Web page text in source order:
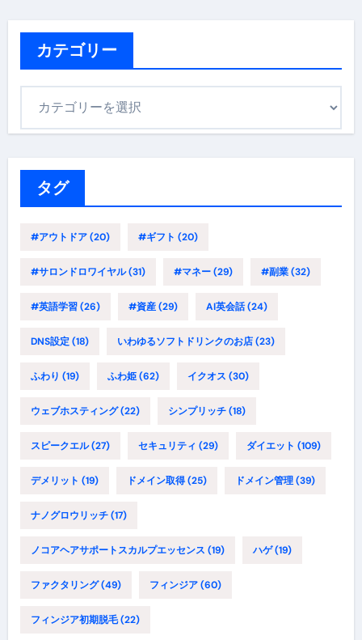
カテゴリー
タグ
#アウトドア(20) #ギフト (20)
#サロンドロワイヤル(31) #マネー(29) #副業(32)
#英語学習(26) #資産(29) AI英会話(24)
DNS設定(18) いわゆるソフトドリンクのお店(23)
ふわり (19) ふわ姫(62) イクオス (30)
ウェブホスティング(22) シンプリッチ(18)
スピークエル(27) セキュリティ (29) ダイエット (109)
デメリット (19) ドメイン取得(25) ドメイン管理(39)
ナノグロウリッチ(17)
ノコアヘアサポートスカルプエッセンス (19) ハゲ(19)
ファクタリング(49) フィンジア(60)
フィンジア初期脱毛(22)